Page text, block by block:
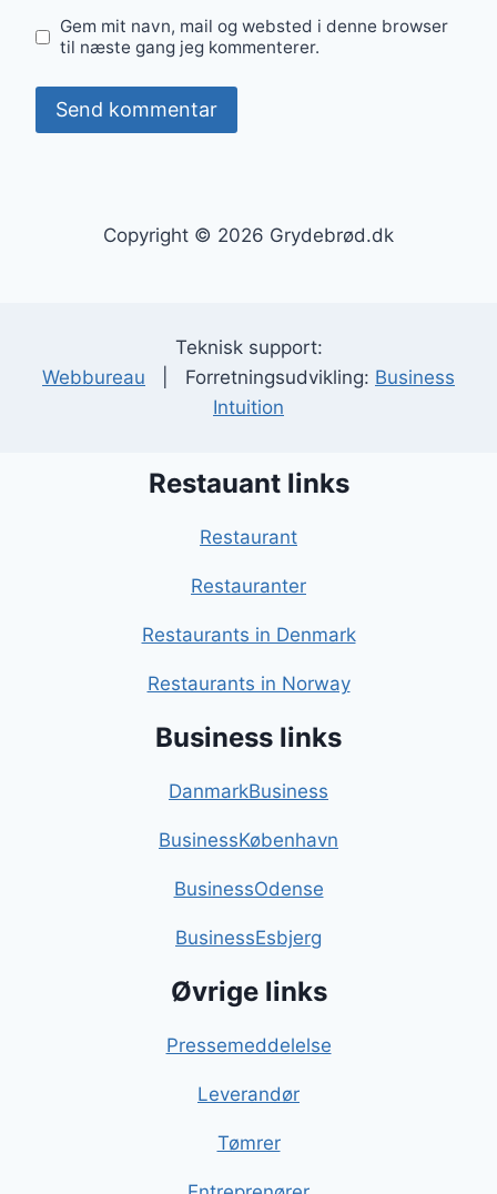
Gem mit navn, mail og websted i denne browser
til næste gang jeg kommenterer.
Copyright © 2026 Grydebrød.dk
Teknisk support:
Webbureau | Forretningsudvikling: Business
Intuition
Restauant links
Restaurant
Restauranter
Restaurants in Denmark
Restaurants in Norway
Business links
DanmarkBusiness
BusinessKøbenhavn
BusinessOdense
BusinessEsbjerg
Øvrige links
Pressemeddelelse
Leverandør
Tømrer